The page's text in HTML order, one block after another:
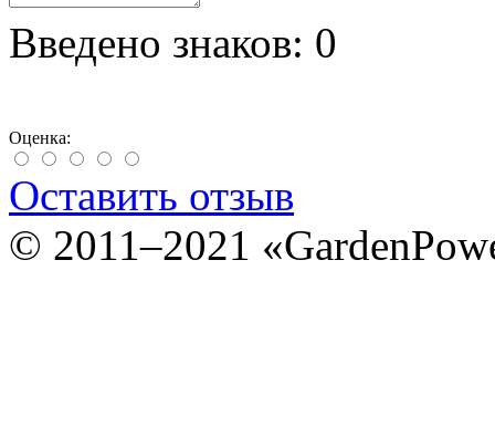
Введено знаков: 0
Оценка:
Оставить отзыв
© 2011–2021